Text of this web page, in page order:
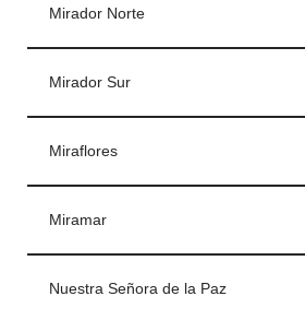
Mirador Norte
Mirador Sur
Miraflores
Miramar
Nuestra Señora de la Paz